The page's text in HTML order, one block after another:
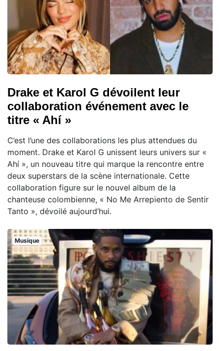
Drake et Karol G dévoilent leur
collaboration événement avec le
titre « Ahí »
C’est l’une des collaborations les plus attendues du
moment. Drake et Karol G unissent leurs univers sur «
Ahí », un nouveau titre qui marque la rencontre entre
deux superstars de la scène internationale. Cette
collaboration figure sur le nouvel album de la
chanteuse colombienne, « No Me Arrepiento de Sentir
Tanto », dévoilé aujourd’hui.
Musique